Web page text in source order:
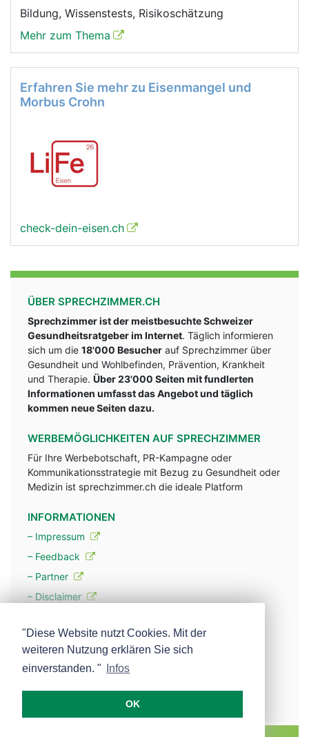
Bildung, Wissenstests, Risikoschätzung
Mehr zum Thema
Erfahren Sie mehr zu Eisenmangel und
Morbus Crohn
check-dein-eisen.ch
ÜBER SPRECHZIMMER.CH
Sprechzimmer ist der meistbesuchte Schweizer
Gesundheitsratgeber im Internet. Täglich informieren
sich um die 18'000 Besucher auf Sprechzimmer über
Gesundheit und Wohlbefinden, Prävention, Krankheit
und Therapie. Über 23'000 Seiten mit fundlerten
Informationen umfasst das Angebot und täglich
kommen neue Seiten dazu.
WERBEMÖGLICHKEITEN AUF SPRECHZIMMER
Für Ihre Werbebotschaft, PR-Kampagne oder
Kommunikationsstrategie mit Bezug zu Gesundheit oder
Medizin ist sprechzimmer.ch die ideale Platform
INFORMATIONEN
– Impressum
– Feedback
– Partner
– Disclaimer
– Werbung
– Mehr über unsere Experten
"Diese Website nutzt Cookies. Mit der
weiteren Nutzung erklären Sie sich
einverstanden. "
Infos
OK